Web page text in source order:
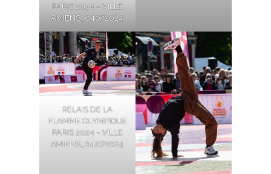
PARIS 2024 – VILLE
AMIENS_04072024
RELAIS DE LA
FLAMME OLYMPIQUE
PARIS 2024 – VILLE
AMIENS_04072024